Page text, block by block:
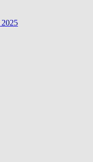
2025